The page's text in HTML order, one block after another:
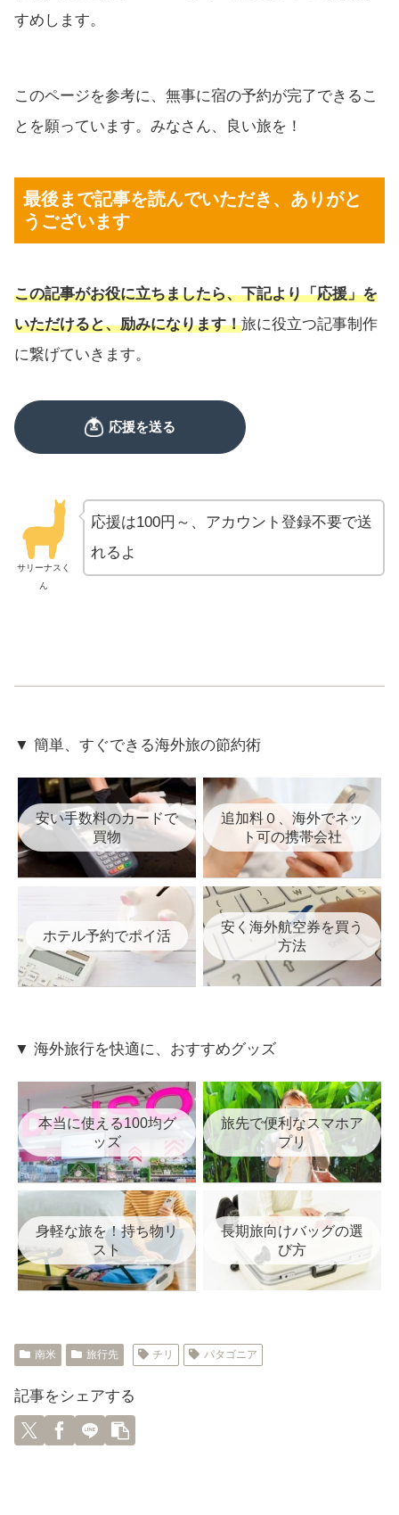
すめします。
このページを参考に、無事に宿の予約が完了できるこ
とを願っています。みなさん、良い旅を！
最後まで記事を読んでいただき、ありがと
うございます
この記事がお役に立ちましたら、下記より「応援」を
いただけると、励みになります！旅に役立つ記事制作
に繋げていきます。
サリーナスく
ん
応援は100円～、アカウント登録不要で送
れるよ
▼ 簡単、すぐできる海外旅の節約術
安い手数料のカードで
買物
追加料０、海外でネッ
ト可の携帯会社
ホテル予約でポイ活
安く海外航空券を買う
方法
▼ 海外旅行を快適に、おすすめグッズ
本当に使える100均グ
ッズ
旅先で便利なスマホア
プリ
身軽な旅を！持ち物リ
スト
長期旅向けバッグの選
び方
南米 旅行先 チリ パタゴニア
記事をシェアする